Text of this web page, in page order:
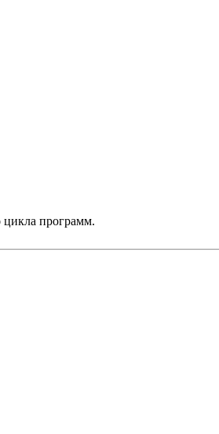
цикла программ.